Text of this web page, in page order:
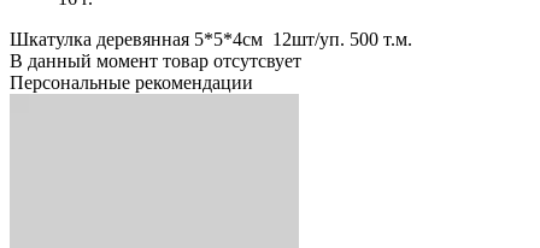
Шкатулка деревянная 5*5*4см 12шт/уп. 500 т.м.
В данный момент товар отсутсвует
Персональные рекомендации